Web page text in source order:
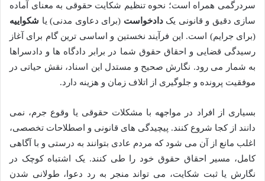
سردرگمی همراه است؛ نحوه تنظیم شکایت حقوقی به معنای آماده
سازی دقیق و قانونی یکدادخواست (برای دعاوی مدنی) یا شکواییه
(برای جرایم) است. این فرآیند نخستین و اساسی ترین گام برای آغاز
رسیدگی قضایی و احقاق حقوق شما در برابر دادگاه ها و دادسراها
به شمار می رود. نگارش صحیح و مستدل این اسناد، نقش حیاتی در
موفقیت پرونده و جلوگیری از اتلاف زمان و هزینه دارد.
بسیاری از افراد در مواجهه با مشکلات حقوقی یا وقوع جرم، نمی
دانند از کجا شروع کنند. پیچیدگی های قانونی و اصطلاحات تخصصی،
اغلب مانع از آن می شود که مردم عادی بتوانند به درستی و با آگاهی
کامل، مسیر احقاق حقوق خود را طی کنند. یک اشتباه کوچک در
نگارش یا ثبت شکایت، می تواند منجر به رد دعوا، طولانی شدن